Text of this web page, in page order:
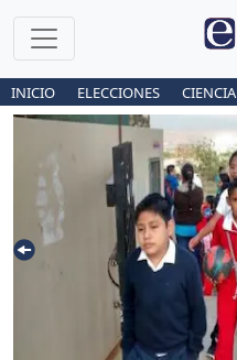
INICIO ELECCIONES CIENCIA